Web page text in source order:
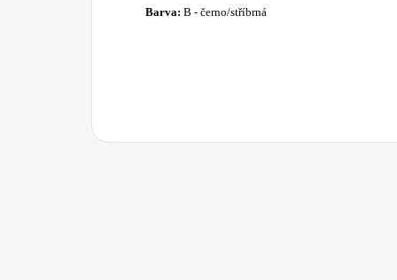
Barva: B - černo/stříbrná